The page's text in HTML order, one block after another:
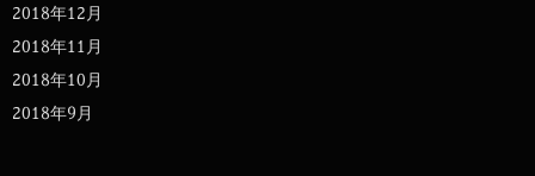
2018年12月
2018年11月
2018年10月
2018年9月